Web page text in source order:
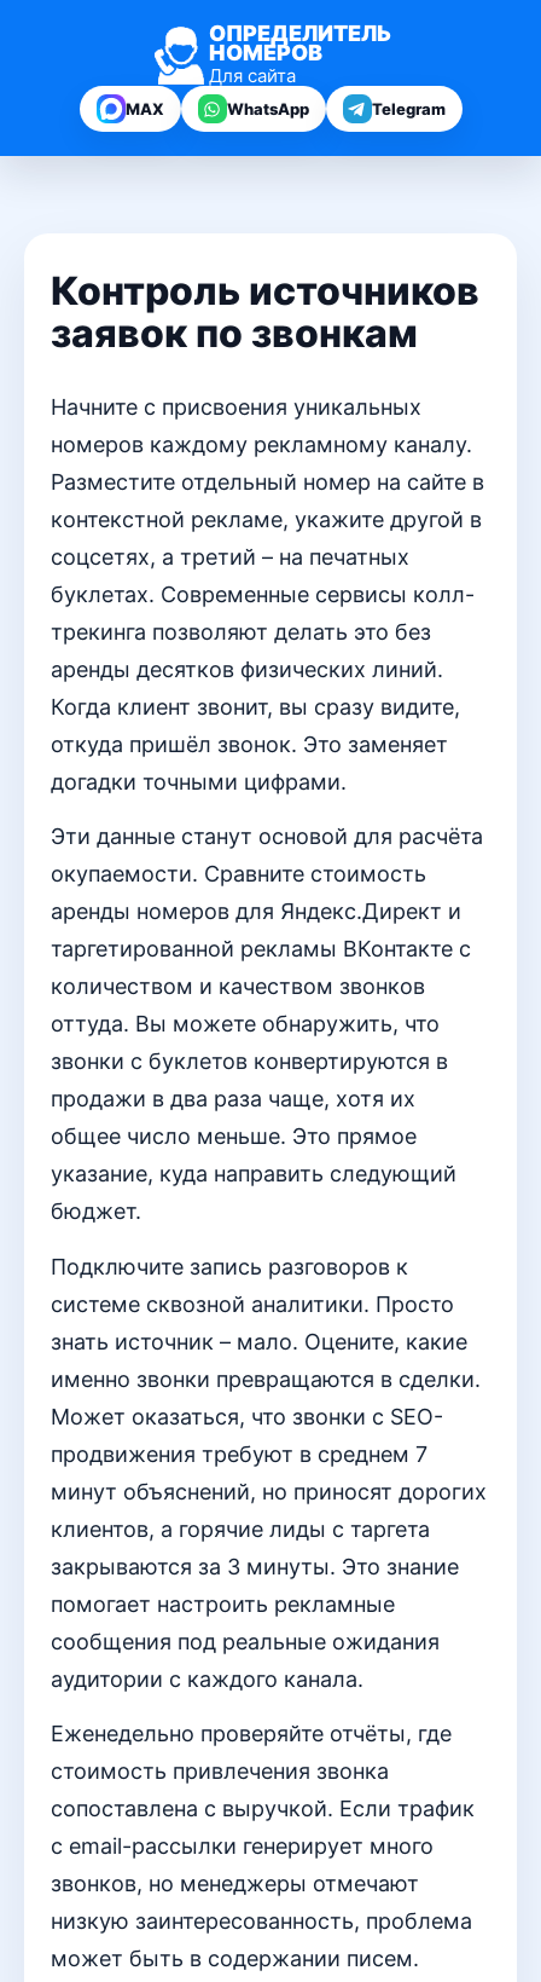
ОПРЕДЕЛИТЕЛЬ
НОМЕРОВ
Для сайта
MAX WhatsApp Telegram
Контроль источников
заявок по звонкам
Начните с присвоения уникальных
номеров каждому рекламному каналу.
Разместите отдельный номер на сайте в
контекстной рекламе, укажите другой в
соцсетях, а третий – на печатных
буклетах. Современные сервисы колл-
трекинга позволяют делать это без
аренды десятков физических линий.
Когда клиент звонит, вы сразу видите,
откуда пришёл звонок. Это заменяет
догадки точными цифрами.
Эти данные станут основой для расчёта
окупаемости. Сравните стоимость
аренды номеров для Яндекс.Директ и
таргетированной рекламы ВКонтакте с
количеством и качеством звонков
оттуда. Вы можете обнаружить, что
звонки с буклетов конвертируются в
продажи в два раза чаще, хотя их
общее число меньше. Это прямое
указание, куда направить следующий
бюджет.
Подключите запись разговоров к
системе сквозной аналитики. Просто
знать источник – мало. Оцените, какие
именно звонки превращаются в сделки.
Может оказаться, что звонки с SEO-
продвижения требуют в среднем 7
минут объяснений, но приносят дорогих
клиентов, а горячие лиды с таргета
закрываются за 3 минуты. Это знание
помогает настроить рекламные
сообщения под реальные ожидания
аудитории с каждого канала.
Еженедельно проверяйте отчёты, где
стоимость привлечения звонка
сопоставлена с выручкой. Если трафик
с email-рассылки генерирует много
звонков, но менеджеры отмечают
низкую заинтересованность, проблема
может быть в содержании писем.